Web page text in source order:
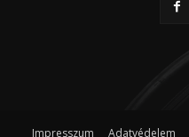
Impresszum Adatvédelem